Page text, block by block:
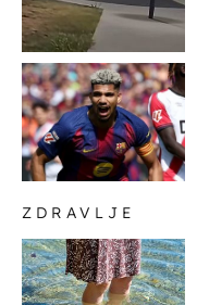
ZDRAVLJE